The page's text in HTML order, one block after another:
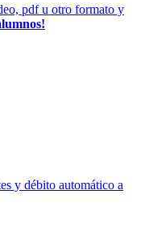
pdf u otro formato y
y débito automático a